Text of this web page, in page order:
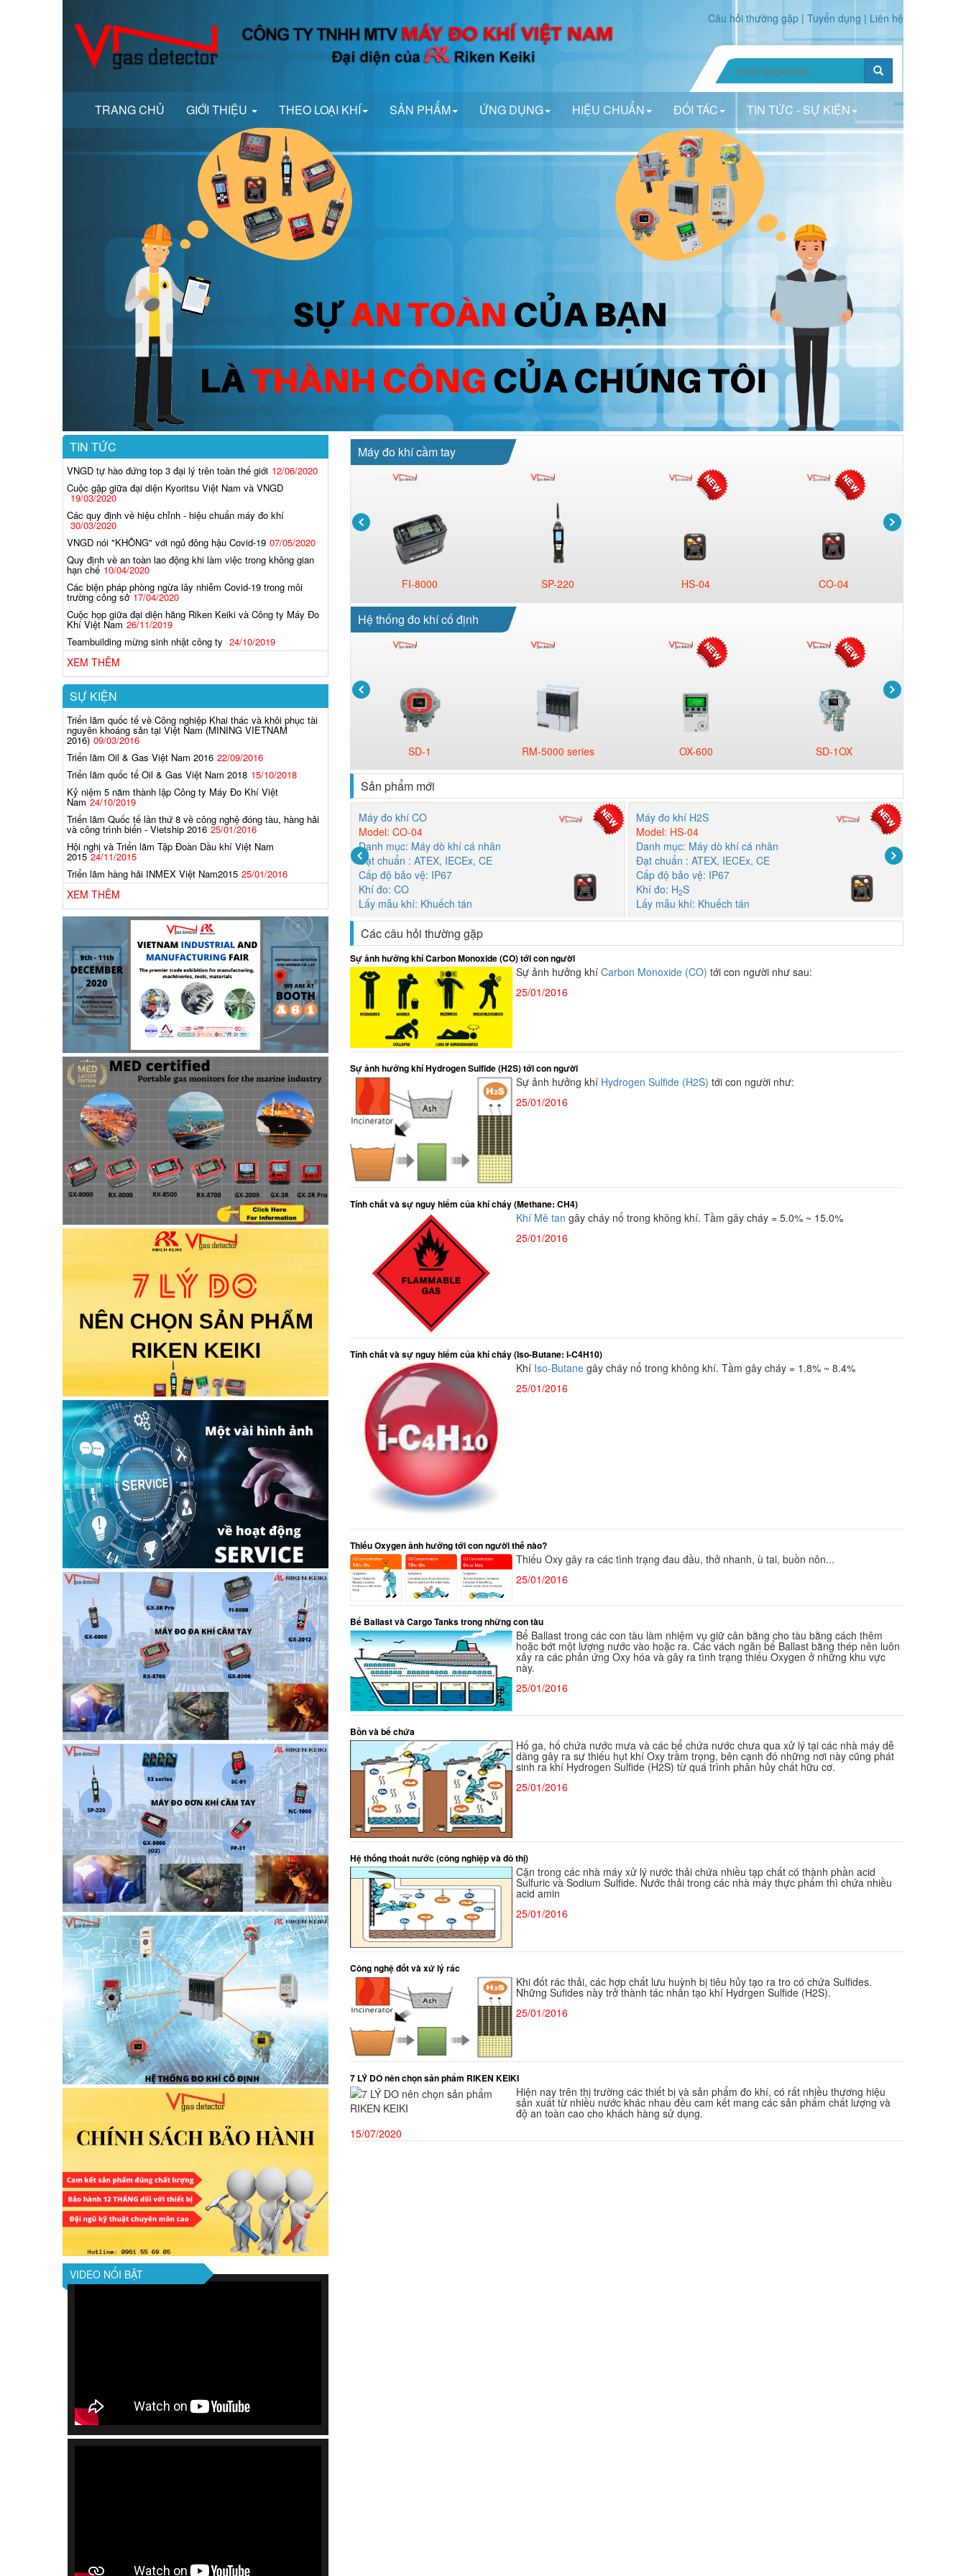
Câu hỏi thường gặp | Tuyển dụng | Liên hệ
TRANG CHỦ GIỚI THIỆU THEO LOẠI KHÍ SẢN PHẨM ỨNG DỤNG HIỆU CHUẨN ĐỐI TÁC TIN TỨC - SỰ KIỆN
TIN TỨC
VNGD tự hào đứng top 3 đại lý trên toàn thế giới 12/06/2020
Cuộc gặp giữa đại diện Kyoritsu Việt Nam và VNGD
19/03/2020
Các quy định về hiệu chỉnh - hiệu chuẩn máy đo khí
30/03/2020
VNGD nói "KHÔNG" với ngủ đông hậu Covid-19 07/05/2020
Quy định về an toàn lao động khi làm việc trong không gian
hạn chế 10/04/2020
Các biện pháp phòng ngừa lây nhiễm Covid-19 trong môi
trường công sở 17/04/2020
Cuộc họp giữa đại diện hãng Riken Keiki và Công ty Máy Đo
Khí Việt Nam 26/11/2019
Teambuilding mừng sinh nhật công ty 24/10/2019
XEM THÊM
SỰ KIỆN
Triển lãm quốc tế về Công nghiệp Khai thác và khôi phục tài
nguyên khoáng sản tại Việt Nam (MINING VIETNAM
2016) 09/03/2016
Triển lãm Oil & Gas Việt Nam 2016 22/09/2016
Triển lãm quốc tế Oil & Gas Việt Nam 2018 15/10/2018
Kỷ niệm 5 năm thành lập Công ty Máy Đo Khí Việt
Nam 24/10/2019
Triển lãm Quốc tế lần thứ 8 về công nghệ đóng tàu, hàng hải
và công trình biển - Vietship 2016 25/01/2016
Hội nghị và Triển lãm Tập Đoàn Dầu khí Việt Nam
2015 24/11/2015
Triển lãm hàng hải INMEX Việt Nam2015 25/01/2016
XEM THÊM
VIDEO NỔI BẬT
Máy đo khí cầm tay
SC-04 GX-3R FI-8000 SP-220 HS-04 CO-04
Hệ thống đo khí cố định
RM-6000 series SD-1 RM-5000 series OX-600 SD-1OX
Sản phẩm mới
Máy đo khí CO/O2
Model: CX-04
Danh mục: Máy dò khí cá nhân
Đạt chuẩn : ATEX, IECEx, CE
Cấp độ bảo vệ: IP67
Khí đo: CO,O2
Máy đo khí CO
Model: CO-04
Danh mục: Máy dò khí cá nhân
Đạt chuẩn : ATEX, IECEx, CE
Cấp độ bảo vệ: IP67
Khí đo: CO
Lấy mẫu khí: Khuếch tán
Máy đo khí H2S
Model: HS-04
Danh mục: Máy dò khí cá nhân
Đạt chuẩn : ATEX, IECEx, CE
Cấp độ bảo vệ: IP67
Khí đo: H2S
Lấy mẫu khí: Khuếch tán
Các câu hỏi thường gặp
Sự ảnh hưởng khí Carbon Monoxide (CO) tới con người
Sự ảnh hưởng khí Carbon Monoxide (CO) tới con người như sau:
25/01/2016
Sự ảnh hưởng khí Hydrogen Sulfide (H2S) tới con người
Sự ảnh hưởng khí Hydrogen Sulfide (H2S) tới con người như:
25/01/2016
Tính chất và sự nguy hiểm của khí cháy (Methane: CH4)
Khí Mê tan gây cháy nổ trong không khí. Tầm gây cháy = 5.0% ~ 15.0%
25/01/2016
Tính chất và sự nguy hiểm của khí cháy (Iso-Butane: i-C4H10)
Khí Iso-Butane gây cháy nổ trong không khí. Tầm gây cháy = 1.8% ~ 8.4%
25/01/2016
Thiếu Oxygen ảnh hưởng tới con người thế nào?
Thiếu Oxy gây ra các tình trạng đau đầu, thở nhanh, ù tai, buồn nôn...
25/01/2016
Bể Ballast và Cargo Tanks trong những con tàu
Bể Ballast trong các con tàu làm nhiệm vụ giữ cân bằng cho tàu bằng cách thêm
hoặc bớt một lượng nước vào hoặc ra. Các vách ngăn bể Ballast bằng thép nên luôn
xảy ra các phản ứng Oxy hóa và gây ra tình trạng thiếu Oxygen ở những khu vực
này.
25/01/2016
Bồn và bể chứa
Hố ga, hố chứa nước mưa và các bể chứa nước chưa qua xử lý tại các nhà máy dễ
dàng gây ra sự thiếu hụt khí Oxy trầm trọng, bên cạnh đó những nơi này cũng phát
sinh ra khí Hydrogen Sulfide (H2S) từ quá trình phân hủy chất hữu cơ.
25/01/2016
Hệ thống thoát nước (công nghiệp và đô thị)
Cặn trong các nhà máy xử lý nước thải chứa nhiều tạp chất có thành phần acid
Sulfuric và Sodium Sulfide. Nước thải trong các nhà máy thực phẩm thì chứa nhiều
acid amin
25/01/2016
Công nghệ đốt và xứ lý rác
Khi đốt rác thải, các hợp chất lưu huỳnh bị tiêu hủy tạo ra tro có chứa Sulfides.
Những Sufides này trở thành tác nhân tạo khí Hydrgen Sulfide (H2S).
25/01/2016
7 LÝ DO nên chọn sản phẩm RIKEN KEIKI
Hiện nay trên thị trường các thiết bị và sản phẩm đo khí, có rất nhiều thương hiệu
sản xuất từ nhiều nước khác nhau đều cam kết mang các sản phẩm chất lượng và
độ an toàn cao cho khách hàng sử dụng.
15/07/2020